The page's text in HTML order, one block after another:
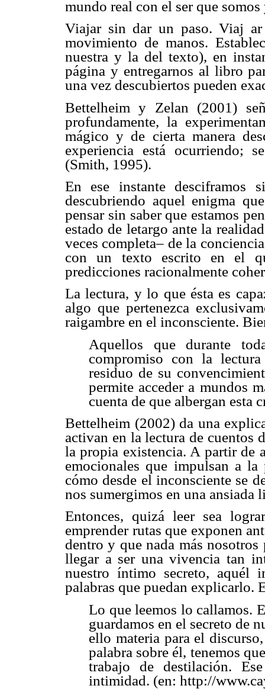
mundo real con el ser que
Viajar sin dar un paso. Viaj
movimiento de manos.
nuestra y la del texto), en
página y entregarnos al libro
una vez descubiertos pueden
Bettelheim y Zelan (2001)
profundamente, la
mágico y de cierta manera
experiencia está ocurriendo;
(Smith, 1995).
En ese instante desciframos
descubriendo aquel enigma
pensar sin saber que estamos
estado de letargo ante la
veces completa– de la
con un texto escrito en el
predicciones racionalmente
La lectura, y lo que ésta es
algo que pertenezca
raigambre en el inconsciente.
Aquellos que durante
compromiso con la
residuo de su
permite acceder a mundos
cuenta de que albergan esta
Bettelheim (2002) da una
activan en la lectura de cuentos
la propia existencia. A partir de
emocionales que impulsan a
cómo desde el inconsciente se
nos sumergimos en una ansiada
Entonces, quizá leer sea
emprender rutas que exponen
dentro y que nada más
llegar a ser una vivencia tan
nuestro íntimo secreto, aquél
palabras que puedan explicarlo.
Lo que leemos lo callamos.
guardamos en el secreto de
ello materia para el
palabra sobre él, tenemos
trabajo de destilación.
intimidad. (en: http://